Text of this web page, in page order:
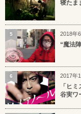
寝たま
2018年
“魔法
5
2017年
「ヒ
谷実ワ
6